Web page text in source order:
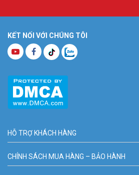
KẾT NỐI VỚI CHÚNG TÔI
HỖ TRỢ KHÁCH HÀNG
CHÍNH SÁCH MUA HÀNG – BẢO HÀNH